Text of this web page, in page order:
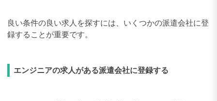
良い条件の良い求人を探すには、いくつかの派遣会社に登
録することが重要です。
エンジニアの求人がある派遣会社に登録する